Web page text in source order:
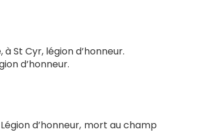
St Cyr, légion d’honneur.
d’honneur.
Légion d’honneur, mort au champ